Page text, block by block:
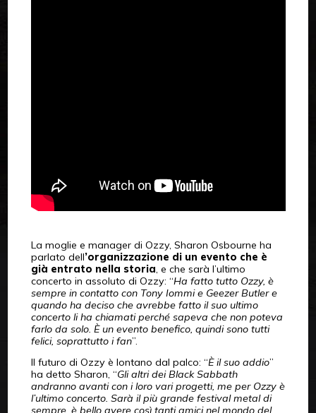
La moglie e manager di Ozzy, Sharon Osbourne ha
parlato dell’organizzazione di un evento che è
già entrato nella storia, e che sarà l’ultimo
concerto in assoluto di Ozzy: “Ha fatto tutto Ozzy, è
sempre in contatto con Tony Iommi e Geezer Butler e
quando ha deciso che avrebbe fatto il suo ultimo
concerto li ha chiamati perché sapeva che non poteva
farlo da solo. È un evento benefico, quindi sono tutti
felici, soprattutto i fan”.
Il futuro di Ozzy è lontano dal palco: “È il suo addio”
ha detto Sharon, “Gli altri dei Black Sabbath
andranno avanti con i loro vari progetti, me per Ozzy è
l’ultimo concerto. Sarà il più grande festival metal di
sempre, è bello avere così tanti amici nel mondo del